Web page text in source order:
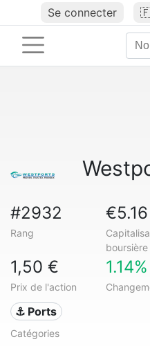
Se connecter
#2932
Rang
boursière
1,50 €
Prix de l'action
1.14%
⚓ Ports
Catégories